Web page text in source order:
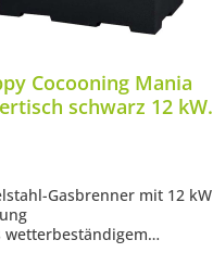
Cocooning Mania
schwarz 12 kW
Gasbrenner mit 12 kW
wetterbeständigem